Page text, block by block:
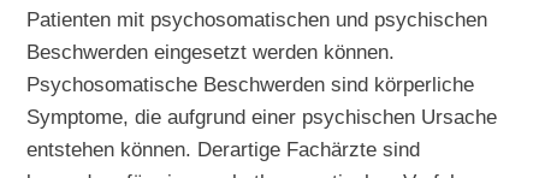
Patienten mit psychosomatischen und psychischen
Beschwerden eingesetzt werden können.
Psychosomatische Beschwerden sind körperliche
Symptome, die aufgrund einer psychischen Ursache
entstehen können. Derartige Fachärzte sind